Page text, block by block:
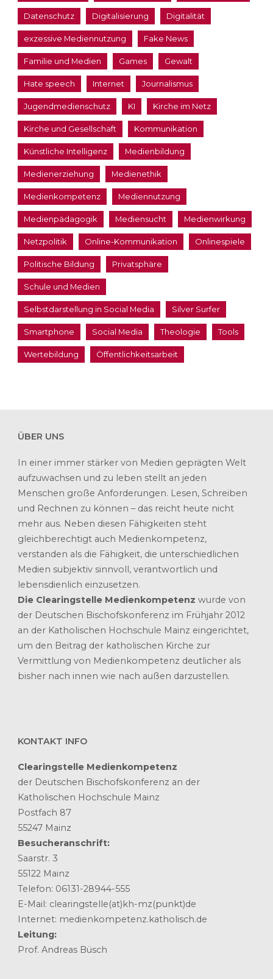
Datenschutz Digitalisierung Digitalität
exzessive Mediennutzung Fake News
Familie und Medien Games Gewalt
Hate speech Internet Journalismus
Jugendmedienschutz KI Kirche im Netz
Kirche und Gesellschaft Kommunikation
Künstliche Intelligenz Medienbildung
Medienerziehung Medienethik
Medienkompetenz Mediennutzung
Medienpädagogik Mediensucht Medienwirkung
Netzpolitik Online-Kommunikation Onlinespiele
Politische Bildung Privatsphäre
Schule und Medien
Selbstdarstellung in Social Media Silver Surfer
Smartphone Social Media Theologie Tools
Wertebildung Öffentlichkeitsarbeit
ÜBER UNS
In einer immer stärker von Medien geprägten Welt
aufzuwachsen und zu leben stellt an jeden
Menschen große Anforderungen. Lesen, Schreiben
und Rechnen zu können – das reicht heute nicht
mehr aus. Neben diesen Fähigkeiten steht
gleichberechtigt auch Medienkompetenz,
verstanden als die Fähigkeit, die unterschiedlichen
Medien subjektiv sinnvoll, verantwortlich und
lebensdienlich einzusetzen.
Die Clearingstelle Medienkompetenz wurde von
der Deutschen Bischofskonferenz im Frühjahr 2012
an der Katholischen Hochschule Mainz eingerichtet,
um den Beitrag der katholischen Kirche zur
Vermittlung von Medienkompetenz deutlicher als
bisher nach innen wie nach außen darzustellen.
KONTAKT INFO
Clearingstelle Medienkompetenz
der Deutschen Bischofskonferenz an der
Katholischen Hochschule Mainz
Postfach 87
55247 Mainz
Besucheranschrift:
Saarstr. 3
55122 Mainz
Telefon: 06131-28944-555
E-Mail: clearingstelle(at)kh-mz(punkt)de
Internet: medienkompetenz.katholisch.de
Leitung:
Prof. Andreas Büsch